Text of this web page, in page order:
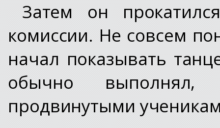
Затем он
комиссии. Не совсем
начал показывать
обычно
продвинутыми